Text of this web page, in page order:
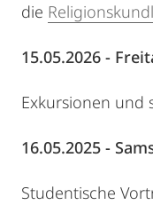
die
15.05.2026 -
Exkursionen und
16.05.2025 -
Studentische